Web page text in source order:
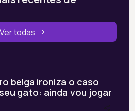
Ver todas
belga ironiza o caso
gato: ainda vou jogar